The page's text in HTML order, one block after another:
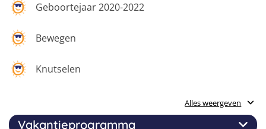
Geboortejaar 2020-2022
Bewegen
Knutselen
Alles weergeven
Vakantieprogramma